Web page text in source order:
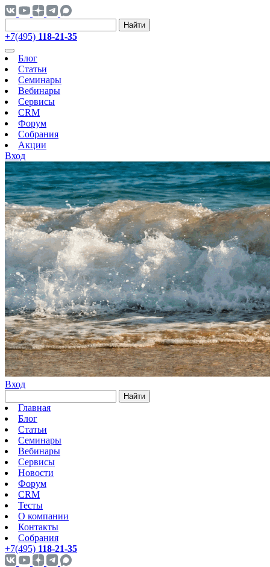
Найти
+7(495) 118-21-35
Блог
Статьи
Семинары
Вебинары
Сервисы
CRM
Форум
Собрания
Акции
Вход
Вход
Найти
Главная
Блог
Статьи
Семинары
Вебинары
Сервисы
Новости
Форум
CRM
Тесты
О компании
Контакты
Собрания
+7(495) 118-21-35